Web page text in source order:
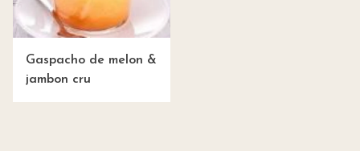
Gaspacho de melon &
jambon cru